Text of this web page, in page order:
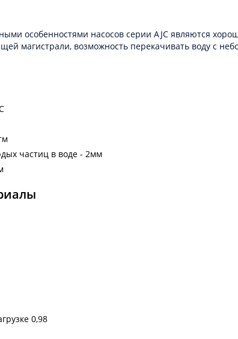
особенностями насосов серии AJC являются
магистрали, возможность перекачивать воду с
частиц в воде - 2мм
0,98